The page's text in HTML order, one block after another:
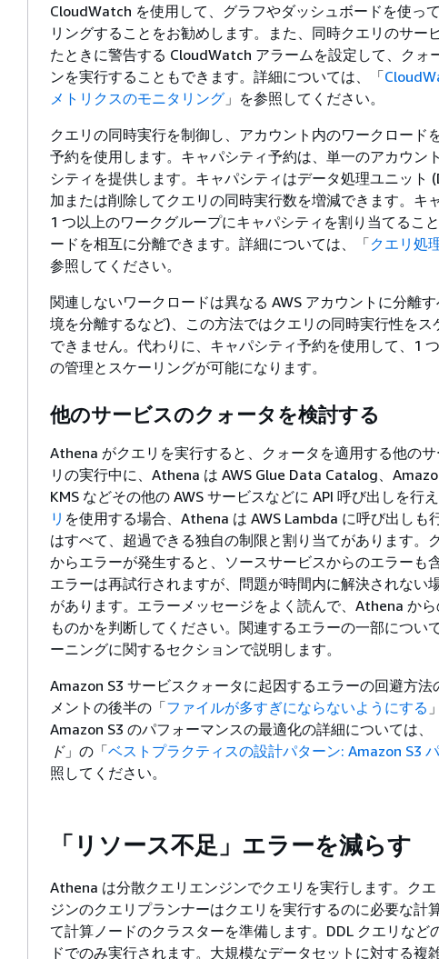
CloudWatch を使用して、グラフやダッシュボードを使っ
リングすることをお勧めします。また、同時クエリのサー
たときに警告する CloudWatch アラームを設定して、クォ
ンを実行することもできます。詳細については、「
メトリクスのモニタリング 」を参照してください。
クエリの同時実行を制御し、アカウント内のワークロード
予約を使用します。キャパシティ予約は、単一のアカウン
シティを提供します。キャパシティはデータ処理ユニット
加または削除してクエリの同時実行数を増減できます。キ
1 つ以上のワークグループにキャパシティを割り当てるこ
ードを相互に分離できます。詳細については、「クエリ処
参照してください。
関連しないワークロードは異なる AWS アカウントに分離
境を分離するなど)、この方法ではクエリの同時実行性を
できません。代わりに、キャパシティ予約を使用して、1
の管理とスケーリングが可能になります。
他のサービスのクォータを検討する
Athena がクエリを実行すると、クォータを適用する他の
リの実行中に、Athena は AWS Glue Data Catalog、
KMS などその他の AWS サービスなどに API 呼び出しを行え
リ を使用する場合、Athena は AWS Lambda に呼び出しも
はすべて、超過できる独自の制限と割り当てがあります。
からエラーが発生すると、ソースサービスからのエラーも
エラーは再試行されますが、問題が時間内に解決されない
があります。エラーメッセージをよく読んで、Athena か
ものかを判断してください。関連するエラーの一部につい
ーニングに関するセクションで説明します。
Amazon S3 サービスクォータに起因するエラーの回避方法
メントの後半の「ファイルが多すぎにならないようにする
Amazon S3 のパフォーマンスの最適化の詳細については、
ド」の「ベストプラクティスの設計パターン: Amazon S3
照してください。
「リソース不足」エラーを減らす
Athena は分散クエリエンジンでクエリを実行します。ク
ジンのクエリプランナーはクエリを実行するのに必要な計
て計算ノードのクラスターを準備します。DDL クエリなど
ドでのみ実行されます。大規模なデータセットに対する複